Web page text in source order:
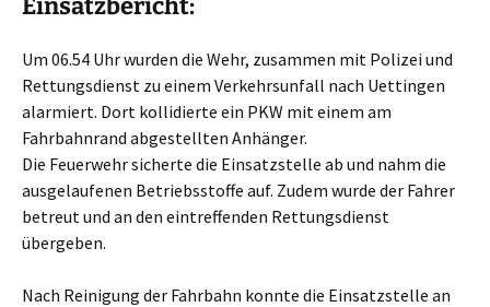
Einsatzbericht:
Um 06.54 Uhr wurden die Wehr, zusammen mit Polizei und
Rettungsdienst zu einem Verkehrsunfall nach Uettingen
alarmiert. Dort kollidierte ein PKW mit einem am
Fahrbahnrand abgestellten Anhänger.
Die Feuerwehr sicherte die Einsatzstelle ab und nahm die
ausgelaufenen Betriebsstoffe auf. Zudem wurde der Fahrer
betreut und an den eintreffenden Rettungsdienst
übergeben.
Nach Reinigung der Fahrbahn konnte die Einsatzstelle an